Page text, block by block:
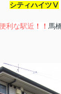
シティハイツⅤ
利な駅近 ！！ 馬